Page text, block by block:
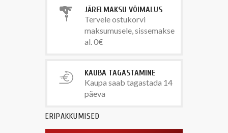
JÄRELMAKSU VÕIMALUS
Tervele ostukorvi
maksumusele, sissemakse
al. 0€
KAUBA TAGASTAMINE
Kaupa saab tagastada 14
päeva
ERIPAKKUMISED